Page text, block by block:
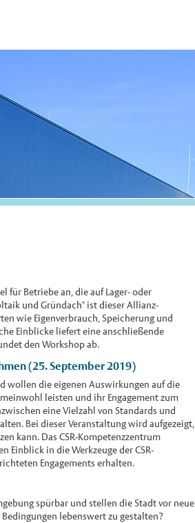
für Betriebe an, die auf Lager- oder
und Gründach" ist dieser Allianz-
wie Eigenverbrauch, Speicherung und
Einblicke liefert eine anschließende
den Workshop ab.
(25. September 2019)
wollen die eigenen Auswirkungen auf die
leisten und ihr Engagement zum
eine Vielzahl von Standards und
Bei dieser Veranstaltung wird aufgezeigt,
kann. Das CSR-Kompetenzzentrum
Einblick in die Werkzeuge der CSR-
Engagements erhalten.
spürbar und stellen die Stadt vor neue
lebenswert zu gestalten?